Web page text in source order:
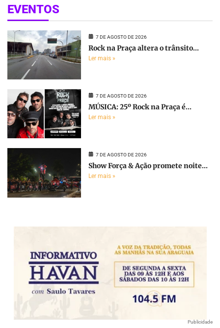
EVENTOS
7 DE AGOSTO DE 2026
Rock na Praça altera o trânsito...
Ler mais »
7 DE AGOSTO DE 2026
MÚSICA: 25º Rock na Praça é...
Ler mais »
7 DE AGOSTO DE 2026
Show Força & Ação promete noite...
Ler mais »
Publicidade